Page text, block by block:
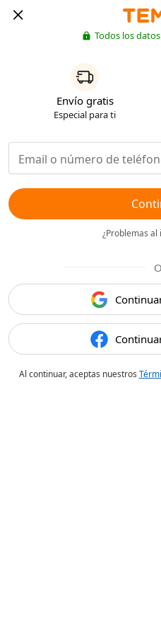
Todos los
Envío gratis
Especial para ti
¿Problemas al
O
Al continuar, aceptas nuestros